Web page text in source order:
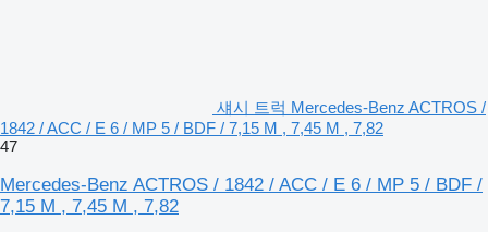
섀시 트럭 Mercedes-Benz ACTROS /
1842 / ACC / E 6 / MP 5 / BDF / 7,15 M , 7,45 M , 7,82
47
Mercedes-Benz ACTROS / 1842 / ACC / E 6 / MP 5 / BDF /
7,15 M , 7,45 M , 7,82